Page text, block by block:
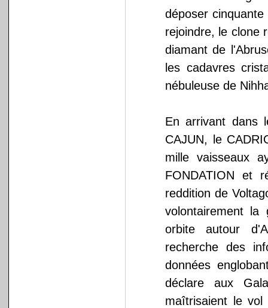
déposer
rejoindre, le clone
diamant de
les cadavres
nébuleuse de
En arrivant dans
CAJUN, le
mille vaisseaux
FONDATION et
reddition de
volontairement
orbite autour
recherche des
données
déclare aux
maîtrisaient le